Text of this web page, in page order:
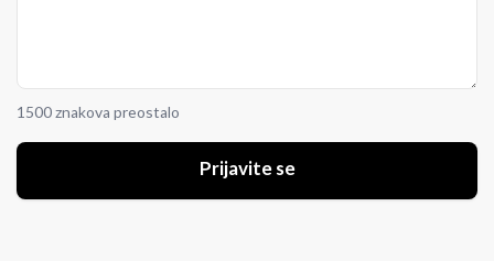
1500 znakova preostalo
Prijavite se